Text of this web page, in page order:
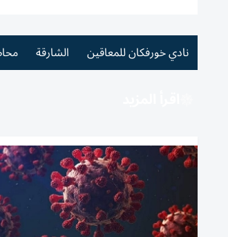
نادي خورفكان للمعاقين الشارقة